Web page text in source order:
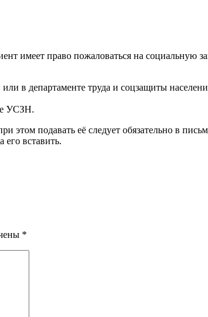
имеет право пожаловаться на социальную
в департаменте труда и соцзащиты
УСЗН.
этом подавать её следует обязательно в
вставить.
*